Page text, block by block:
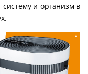
и организм в